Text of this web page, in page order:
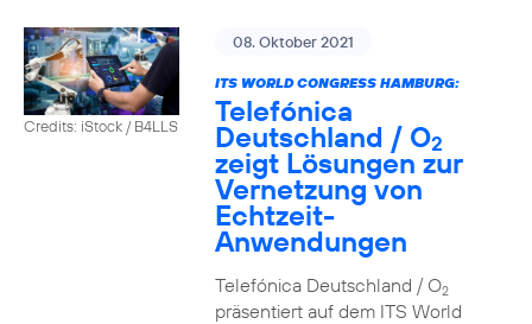
Credits: iStock / B4LLS
08. Oktober 2021
ITS WORLD CONGRESS HAMBURG:
Telefónica
Deutschland / O2
zeigt Lösungen zur
Vernetzung von
Echtzeit-
Anwendungen
Telefónica Deutschland / O2
präsentiert auf dem ITS World